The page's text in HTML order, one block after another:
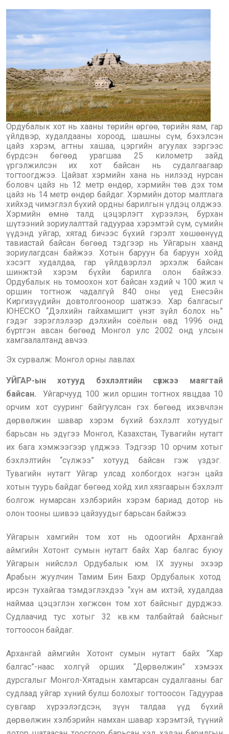
Ордубалык хот нь хааны төрийн өргөө, төрийн яам, гар
үйлдвэр, худалдааны хороод, шашны сүм, бэхэлсэн
цайз хэрэм, агтны хашаа, цэргийн агуулах зэргээс
бүрдсэн бөгөөд урагшаа 25 километр зайд
үргэлжилсэн их хот байсан нь судалгаагаар
тогтоогджээ. Цайзат хэрмийн хана нь нилээд нурсан
боловч цайз нь 12 метр өндөр, хэрмийн төв дэх том
цайз нь 14 метр өндөр байдаг. Хэрмийн дотор малтлага
хийхэд чимэглэл бүхий ордны барилгын үлдэц олджээ.
Хэрмийн өмнө талд цэцэрлэгт хүрээлэн, бурхан
шүтээний зориулалттай гадуураа хэрэмтэй сүм, сүмийн
үүдэнд уйгар, хятад бичээс бүхий гэрэлт хөшөөнүүд
тавиастай байсан бөгөөд тэдгээр нь Уйгарын хаанд
зориулагдсан байжээ. Хотын баруун ба баруун хойд
хэсэгт худалдаа, гар үйлдвэрлэл эрхэлж байсан
шинжтэй хэрэм бүхйи барилга олон байжээ.
Ордубалык нь томоохон хот байсан хэдий ч 100 жил ч
оршин тогтнож чадалгүй 840 оны үед Енесэйн
Киргизүүдийн довтолгооноор шатжээ. Хар балгасыг
ЮНЕСКО “Дэлхийн гайхамшигт үнэт зүйл болох нь”
гэдэг зэрэглэлээр дэлхийн соёлын өвд 1996 онд
бүртгэн авсан бөгөөд Монгол улс 2002 онд улсын
хамгаалалтанд авчээ.
Эх сурвалж: Монгол орны лавлах
УЙГАР-ын хотууд бэхлэлтийн сүлжээ маягтай
байсан.Уйгарчууд 100 жил оршин тогтнох явцдаа 10
орчим хот сууринг байгуулсан гэх бөгөөд ихэвчлэн
дөрвөлжин шавар хэрэм бүхий бэхлэлт хотуудыг
барьсан нь эдүгээ Монгол, Казахстан, Тувагийн нутагт
их бага хэмжээгээр үлджээ. Тэдгээр 10 орчим хотыг
бэхлэлтийн “сүлжээ” хотууд байсан гэж үздэг.
Тувагийн нутагт Уйгар улсад холбогдох нэгэн цайз
хотын туурь байдаг бөгөөд хойд хил хязгаарын бэхлэлт
болгож нумарсан хэлбэрийн хэрэм бариад дотор нь
олон тооны шивээ цайзуудыг барьсан байжээ.
Уйгарын хамгийн том хот нь одоогийн Архангай
аймгийн Хотонт сумын нутагт байх Хар балгас буюу
Уйгарын нийслэл Ордубалык юм. IX зууны эхээр
Арабын жуулчин Тамим Бин Бахр Ордубалык хотод
ирсэн тухайгаа тэмдэглэхдээ “хүн ам ихтэй, худалдаа
наймаа цэцэглэн хөгжсөн том хот байсныг дурджээ.
Судлаачид тус хотыг 32 кв.км талбайтай байсныг
тогтоосон байдаг.
Архангай аймгийн Хотонт сумын нутагт байх “Хар
балгас”-наас холгүй орших “Дөрвөлжин” хэмээх
дурсгалыг Монгол-Хятадын хамтарсан судалгааны баг
судлаад уйгар хүний булш болохыг тогтоосон. Гадуураа
сувгаар хүрээлэгдсэн, зүүн талдаа үүд бүхий
дөрвөлжин хэлбэрийн намхан шавар хэрэмтэй, түүний